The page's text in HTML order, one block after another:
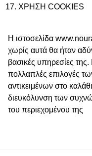
ΧΡΗΣΗ COOKIES
Η ιστοσελίδα
χωρίς αυτά θα ήταν
βασικές υπηρεσίες
πολλαπλές επιλογές
αντικειμένων στο
διευκόλυνση των
του περιεχομένου της